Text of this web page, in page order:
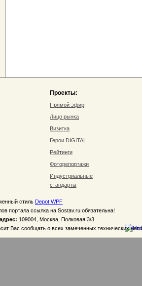
Проекты:
Прямой эфир
Лицо рынка
Визитка
Герои DIGITAL
Рейтинги
Фоторепортажи
Индустриальные
стандарты
стиль Depot WPF
портала ссылка на Sostav.ru обязательна!
адрес: 109004, Москва, Полковая 3/3
Вас сообщать о всех замеченных технических